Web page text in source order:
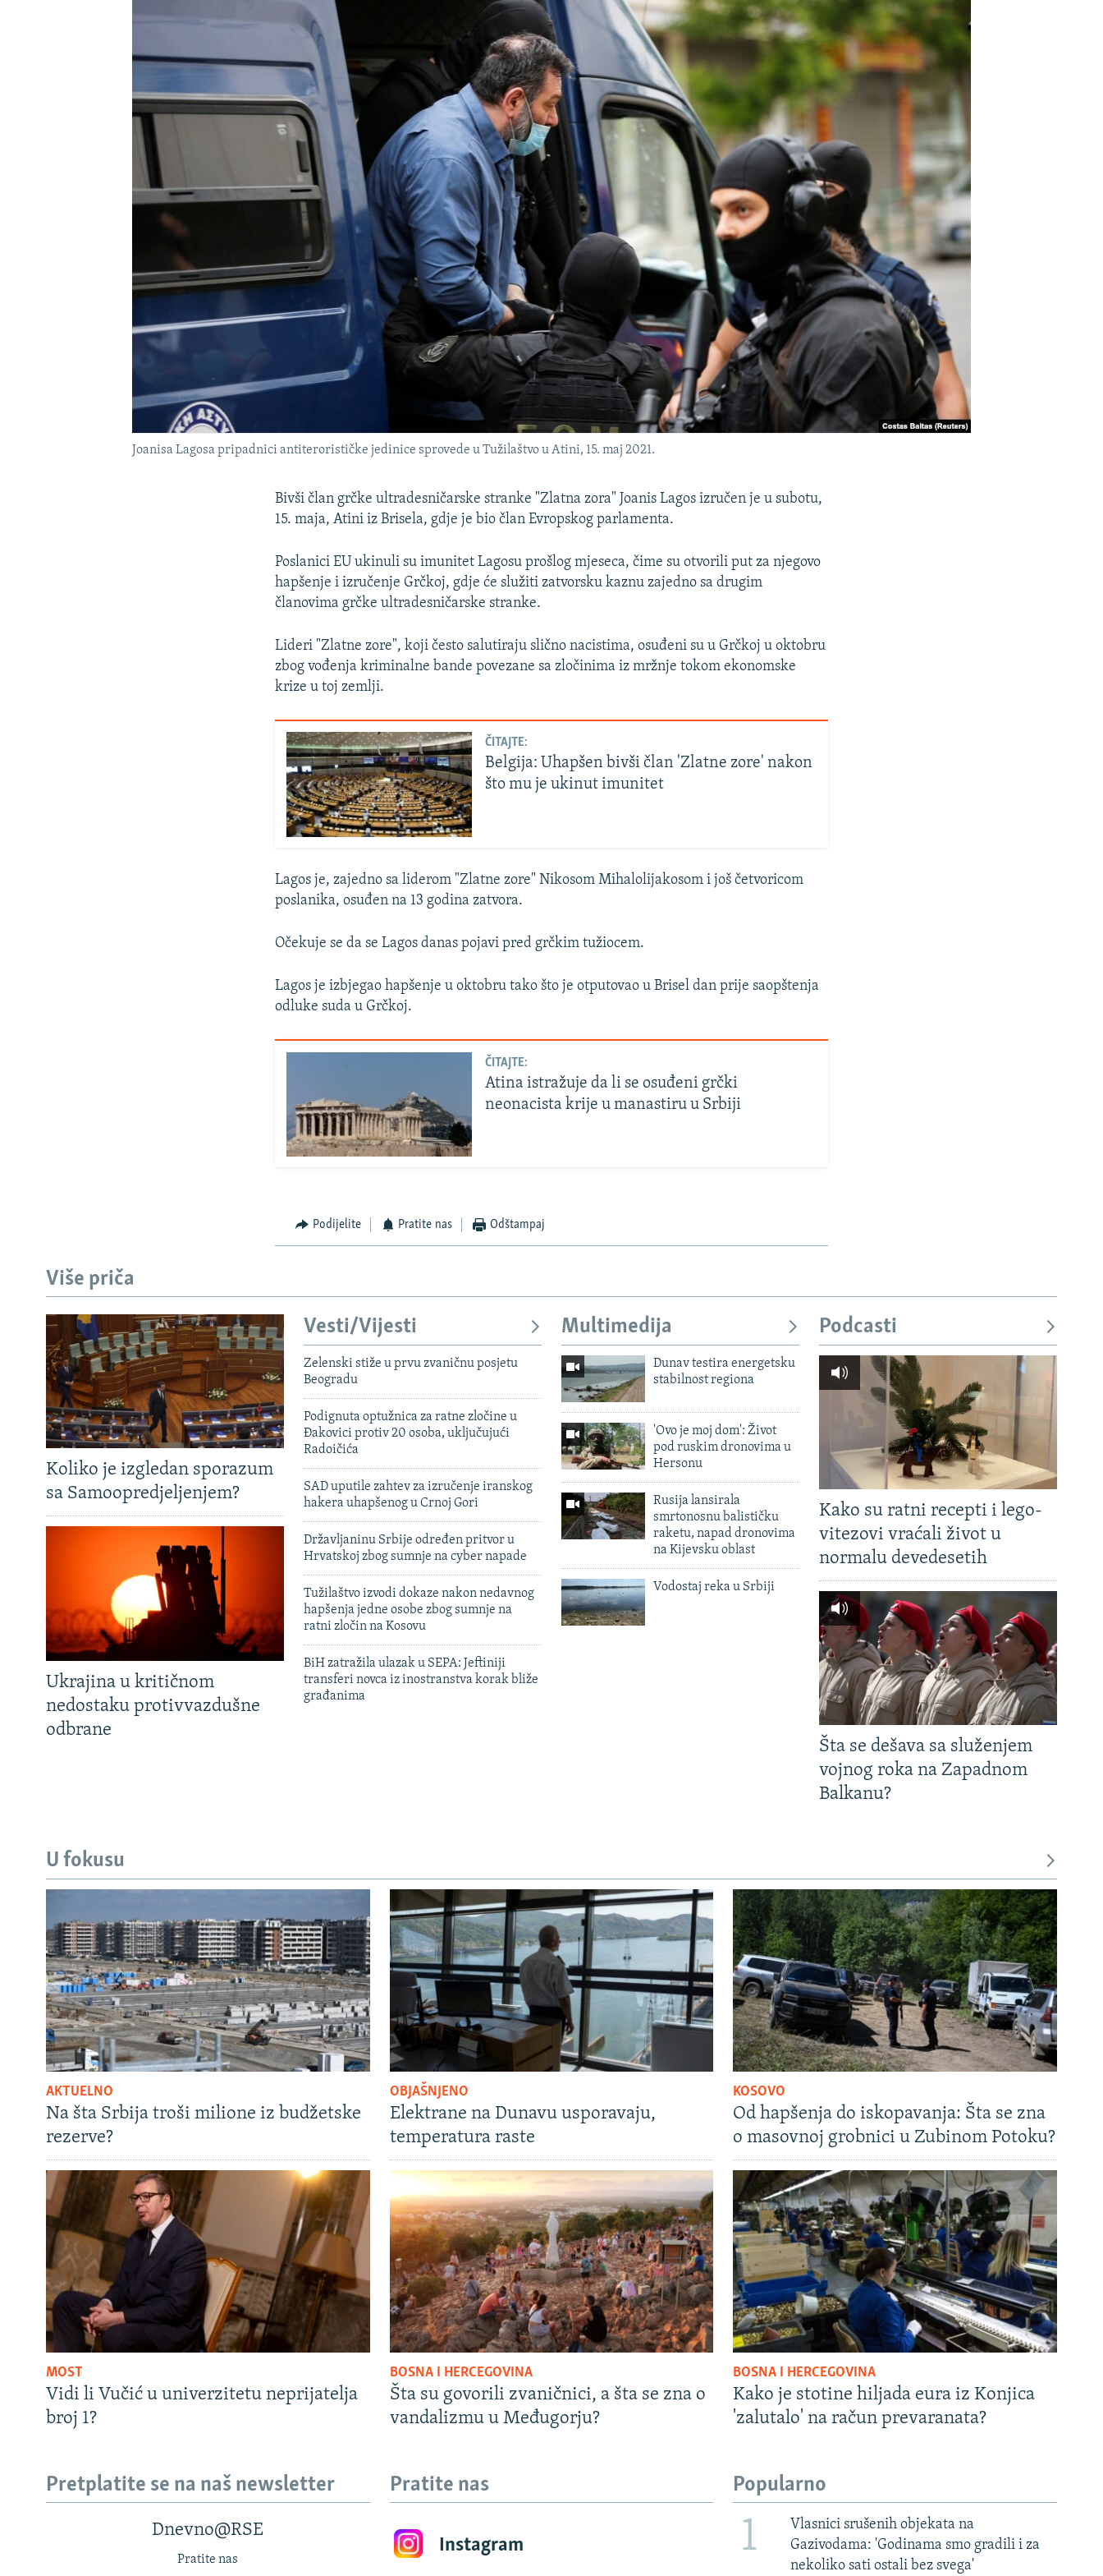
GENOCID U SREBRENICI
POPLAVE I KLIZIŠTA U BIH 2024.
TRI DECENIJE OD RATA U BIH
NASTANAK I RASPAD JUGOSLAVIJE
Joanisa Lagosa pripadnici antiterorističke jedinice sprovede u Tužilaštvo u Atini, 15. maj 2021.
Bivši član grčke ultradesničarske stranke "Zlatna zora" Joanis Lagos izručen je u subotu,
15. maja, Atini iz Brisela, gdje je bio član Evropskog parlamenta.
Poslanici EU ukinuli su imunitet Lagosu prošlog mjeseca, čime su otvorili put za njegovo
hapšenje i izručenje Grčkoj, gdje će služiti zatvorsku kaznu zajedno sa drugim
članovima grčke ultradesničarske stranke.
Lideri "Zlatne zore", koji često salutiraju slično nacistima, osuđeni su u Grčkoj u oktobru
zbog vođenja kriminalne bande povezane sa zločinima iz mržnje tokom ekonomske
krize u toj zemlji.
ČITAJTE:
Belgija: Uhapšen bivši član 'Zlatne zore' nakon
što mu je ukinut imunitet
Lagos je, zajedno sa liderom "Zlatne zore" Nikosom Mihalolijakosom i još četvoricom
poslanika, osuđen na 13 godina zatvora.
Očekuje se da se Lagos danas pojavi pred grčkim tužiocem.
Lagos je izbjegao hapšenje u oktobru tako što je otputovao u Brisel dan prije saopštenja
odluke suda u Grčkoj.
ČITAJTE:
Atina istražuje da li se osuđeni grčki
neonacista krije u manastiru u Srbiji
Podijelite Pratite nas Odštampaj
Više priča
Koliko je izgledan sporazum
sa Samoopredjeljenjem?
Ukrajina u kritičnom
nedostaku protivvazdušne
odbrane
Vesti/Vijesti
Zelenski stiže u prvu zvaničnu posjetu
Beogradu
Podignuta optužnica za ratne zločine u
Đakovici protiv 20 osoba, uključujući
Radoičića
SAD uputile zahtev za izručenje iranskog
hakera uhapšenog u Crnoj Gori
Državljaninu Srbije određen pritvor u
Hrvatskoj zbog sumnje na cyber napade
Tužilaštvo izvodi dokaze nakon nedavnog
hapšenja jedne osobe zbog sumnje na
ratni zločin na Kosovu
BiH zatražila ulazak u SEPA: Jeftiniji
transferi novca iz inostranstva korak bliže
građanima
Multimedija
Dunav testira energetsku
stabilnost regiona
'Ovo je moj dom': Život
pod ruskim dronovima u
Hersonu
Rusija lansirala
smrtonosnu balističku
raketu, napad dronovima
na Kijevsku oblast
Vodostaj reka u Srbiji
Podcasti
Kako su ratni recepti i lego-
vitezovi vraćali život u
normalu devedesetih
Šta se dešava sa služenjem
vojnog roka na Zapadnom
Balkanu?
U fokusu
AKTUELNO
Na šta Srbija troši milione iz budžetske
rezerve?
OBJAŠNJENO
Elektrane na Dunavu usporavaju,
temperatura raste
KOSOVO
Od hapšenja do iskopavanja: Šta se zna
o masovnoj grobnici u Zubinom Potoku?
MOST
Vidi li Vučić u univerzitetu neprijatelja
broj 1?
BOSNA I HERCEGOVINA
Šta su govorili zvaničnici, a šta se zna o
vandalizmu u Međugorju?
BOSNA I HERCEGOVINA
Kako je stotine hiljada eura iz Konjica
'zalutalo' na račun prevaranata?
Pretplatite se na naš newsletter
Dnevno@RSE
Pratite nas
Pratite nas
Instagram
Popularno
1
Vlasnici srušenih objekata na
Gazivodama: 'Godinama smo gradili i za
nekoliko sati ostali bez svega'